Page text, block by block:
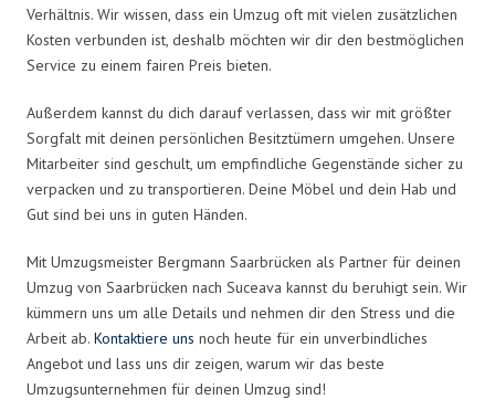
Verhältnis. Wir wissen, dass ein Umzug oft mit vielen zusätzlichen
Kosten verbunden ist, deshalb möchten wir dir den bestmöglichen
Service zu einem fairen Preis bieten.
Außerdem kannst du dich darauf verlassen, dass wir mit größter
Sorgfalt mit deinen persönlichen Besitztümern umgehen. Unsere
Mitarbeiter sind geschult, um empfindliche Gegenstände sicher zu
verpacken und zu transportieren. Deine Möbel und dein Hab und
Gut sind bei uns in guten Händen.
Mit Umzugsmeister Bergmann Saarbrücken als Partner für deinen
Umzug von Saarbrücken nach Suceava kannst du beruhigt sein. Wir
kümmern uns um alle Details und nehmen dir den Stress und die
Arbeit ab. Kontaktiere uns noch heute für ein unverbindliches
Angebot und lass uns dir zeigen, warum wir das beste
Umzugsunternehmen für deinen Umzug sind!